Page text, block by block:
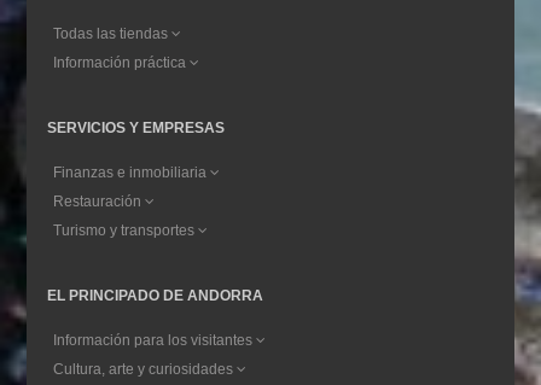
Todas las tiendas
Información práctica
SERVICIOS Y EMPRESAS
Finanzas e inmobiliaria
Restauración
Turismo y transportes
EL PRINCIPADO DE ANDORRA
Información para los visitantes
Cultura, arte y curiosidades